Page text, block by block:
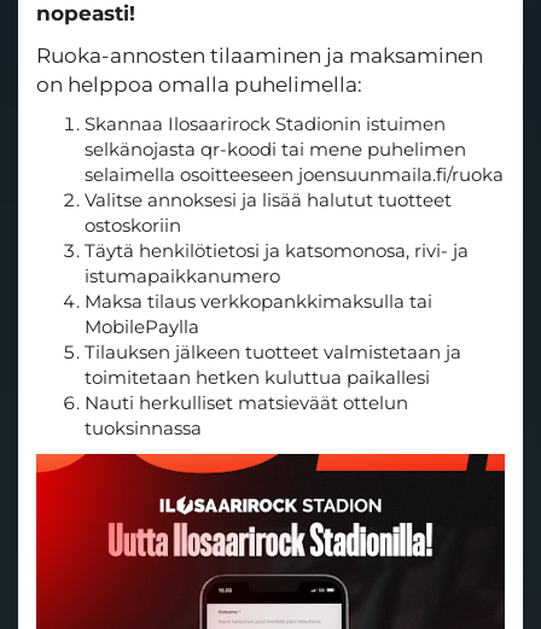
nopeasti!
Ruoka-annosten tilaaminen ja maksaminen
on helppoa omalla puhelimella:
Skannaa Ilosaarirock Stadionin istuimen
selkänojasta qr-koodi tai mene puhelimen
selaimella osoitteeseen joensuunmaila.fi/ruoka
Valitse annoksesi ja lisää halutut tuotteet
ostoskoriin
Täytä henkilötietosi ja katsomonosa, rivi- ja
istumapaikkanumero
Maksa tilaus verkkopankkimaksulla tai
MobilePaylla
Tilauksen jälkeen tuotteet valmistetaan ja
toimitetaan hetken kuluttua paikallesi
Nauti herkulliset matsieväät ottelun
tuoksinnassa